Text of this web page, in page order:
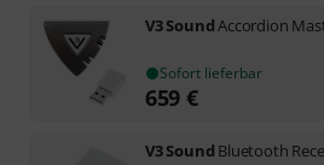
V3 SoundAccordion
Sofort lieferbar
659 €
V3 Sound Bluetooth